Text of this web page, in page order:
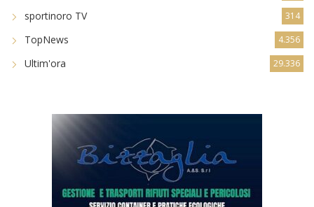
sportinoro TV 314
TopNews 4.356
Ultim'ora 29.336